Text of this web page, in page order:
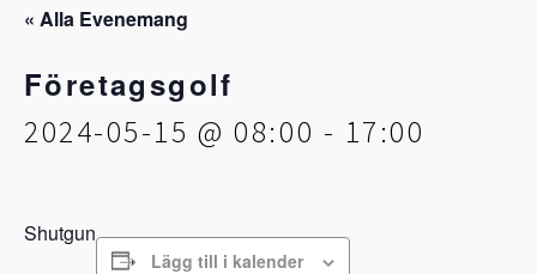
« Alla Evenemang
Företagsgolf
2024-05-15 @ 08:00 - 17:00
Shutgun
Lägg till i kalender